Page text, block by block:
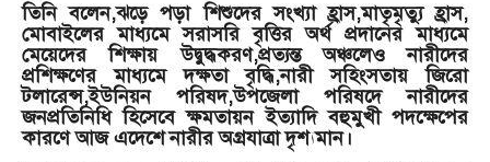
তিনি বলেন,ঝড়ে পড়া শিশুদের সংখ্যা হ্রাস,মাতৃমৃত্যু হ্রাস,
মোবাইলের মাধ্যমে সরাসরি বৃত্তির অর্থ প্রদানের মাধ্যমে
মেয়েদের শিক্ষায় উদ্বুদ্ধকরণ,প্রত্যন্ত অঞ্চলেও নারীদের
প্রশিক্ষণের মাধ্যমে দক্ষতা বৃদ্ধি,নারী সহিংসতায় জিরো
টলারেন্স,ইউনিয়ন পরিষদ,উপজেলা পরিষদে নারীদের
জনপ্রতিনিধি হিসেবে ক্ষমতায়ন ইত্যাদি বহুমুখী পদক্ষেপের
কারণে আজ এদেশে নারীর অগ্রযাত্রা দৃশ্যমান।